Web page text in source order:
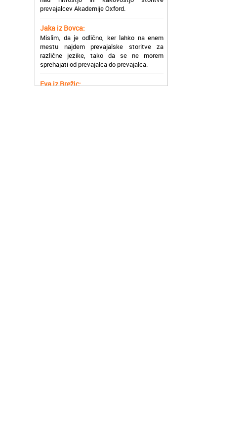
Jaka iz Bovca:
Mislim, da je odlično, ker lahko na enem
mestu najdem prevajalske storitve za
različne jezike, tako da se ne morem
sprehajati od prevajalca do prevajalca.
Eva iz Brežic:
jezik, na spletu sem našla Oxford, jih